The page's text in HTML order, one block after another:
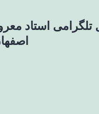
تلگرامی استاد